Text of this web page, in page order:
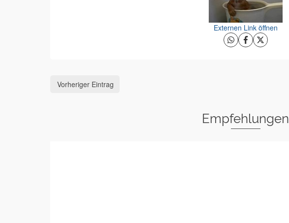
Externen Link öffnen
Vorheriger Eintrag
Empfehlungen